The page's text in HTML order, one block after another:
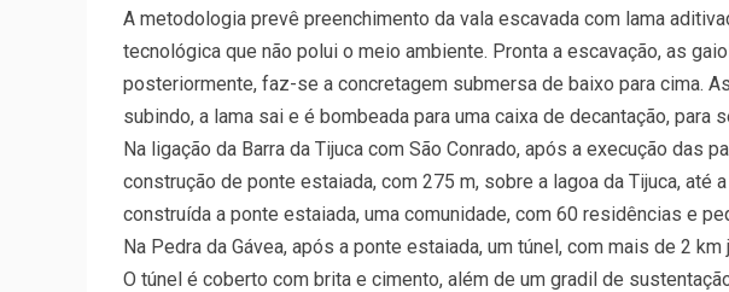
A metodologia prevê preenchimento da vala escavada com lama
tecnológica que não polui o meio ambien­te. Pronta a escavação, as
posteriormente, faz-se a concretagem submersa de baixo para cima.
subindo, a lama sai e é bombeada para uma caixa de decantação, para
Na ligação da Barra da Tijuca com São Conrado, após a execução das
construção de ponte estaiada, com 275 m, sobre a lagoa da Tijuca, até
construída a ponte estaiada, uma comunidade, com 60 residências e
Na Pedra da Gávea, após a ponte estaiada, um túnel, com mais de 2
O túnel é coberto com brita e cimento, além de um gradil de